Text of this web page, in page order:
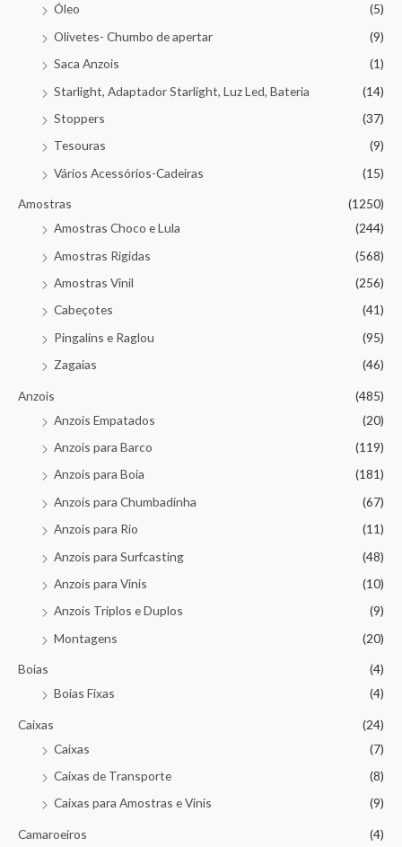
Óleo
(5)
Olivetes- Chumbo de apertar
(9)
Saca Anzois
(1)
Starlight, Adaptador Starlight, Luz Led, Bateria
(14)
Stoppers
(37)
Tesouras
(9)
Vários Acessórios-Cadeiras
(15)
Amostras
(1250)
Amostras Choco e Lula
(244)
Amostras Rigidas
(568)
Amostras Vinil
(256)
Cabeçotes
(41)
Pingalins e Raglou
(95)
Zagaias
(46)
Anzois
(485)
Anzois Empatados
(20)
Anzois para Barco
(119)
Anzois para Boia
(181)
Anzois para Chumbadinha
(67)
Anzois para Rio
(11)
Anzois para Surfcasting
(48)
Anzois para Vinis
(10)
Anzois Triplos e Duplos
(9)
Montagens
(20)
Boias
(4)
Boias Fixas
(4)
Caixas
(24)
Caixas
(7)
Caixas de Transporte
(8)
Caixas para Amostras e Vinis
(9)
Camaroeiros (4)